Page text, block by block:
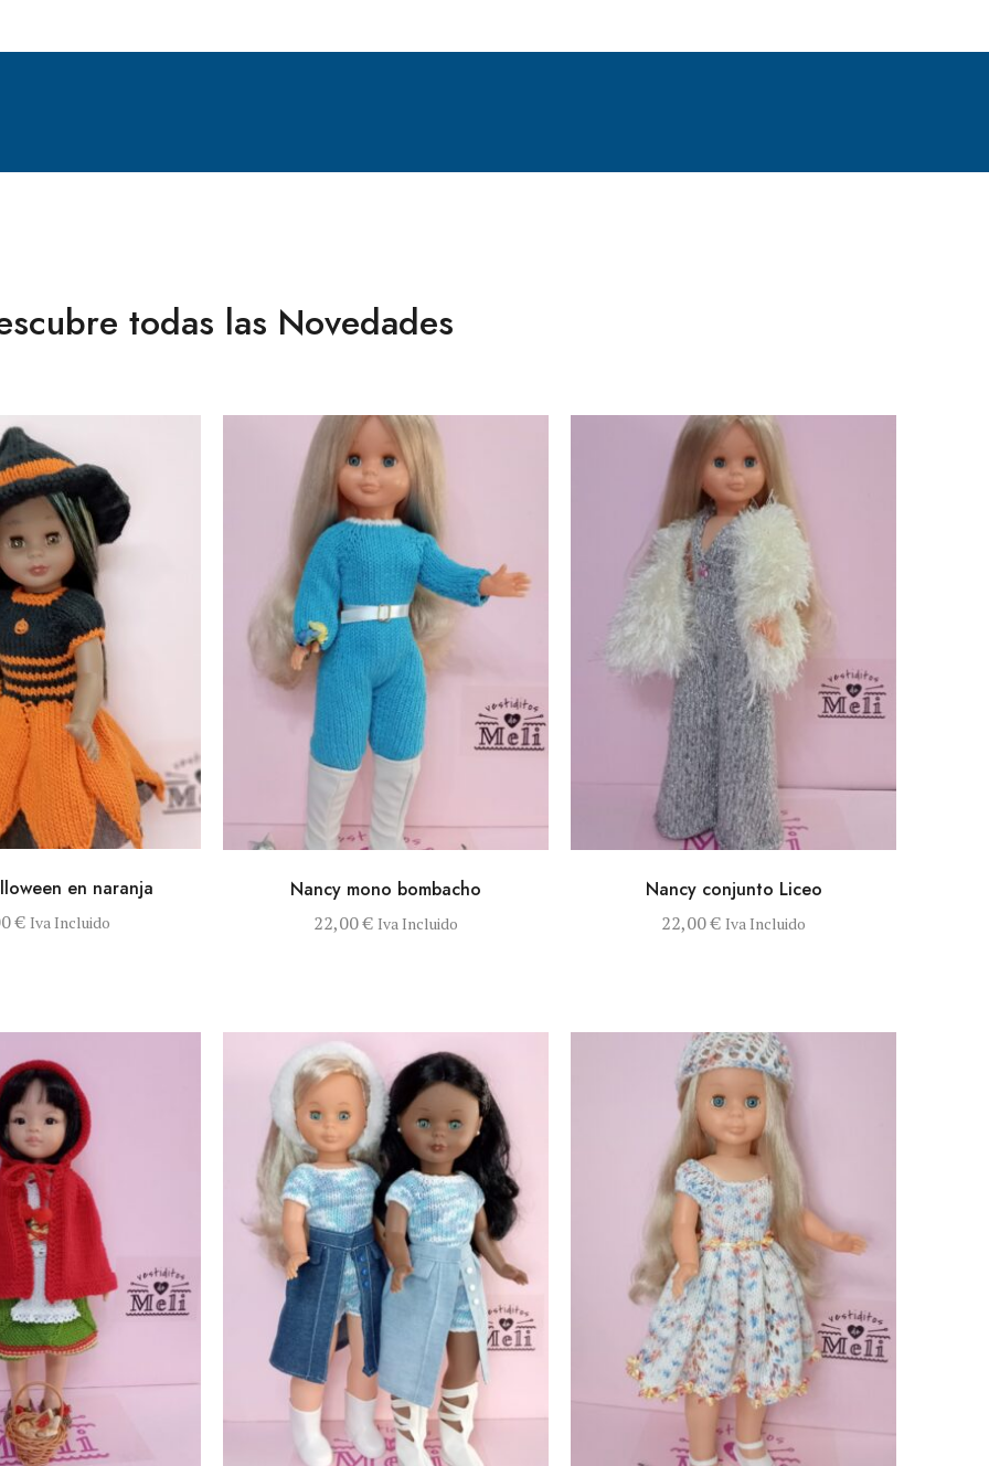
todas las Novedades
en naranja
€ Iva Incluido
Nancy mono bombacho
22,00€ Iva Incluido
Nancy conjunto Liceo
22,00€ Iva Incluido